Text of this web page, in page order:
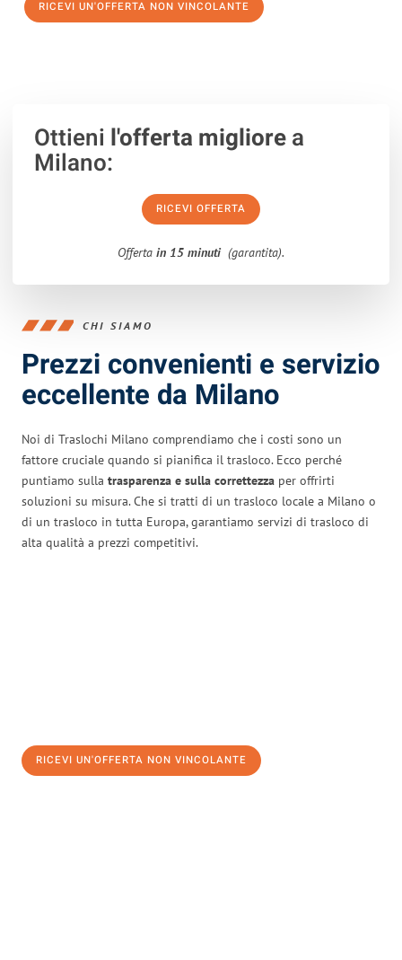
RICEVI UN'OFFERTA NON VINCOLANTE
Ottieni l'offerta migliorea
Milano:
RICEVI OFFERTA
Offerta in 15 minuti (garantita).
CHI SIAMO
Prezzi convenienti e servizio
eccellente da Milano
Noi di Traslochi Milano comprendiamo che i costi sono un
fattore cruciale quando si pianifica il trasloco. Ecco perché
puntiamo sulla trasparenza e sulla correttezza per offrirti
soluzioni su misura. Che si tratti di un trasloco locale a Milano o
di un trasloco in tutta Europa, garantiamo servizi di trasloco di
alta qualità a prezzi competitivi.
RICEVI UN'OFFERTA NON VINCOLANTE